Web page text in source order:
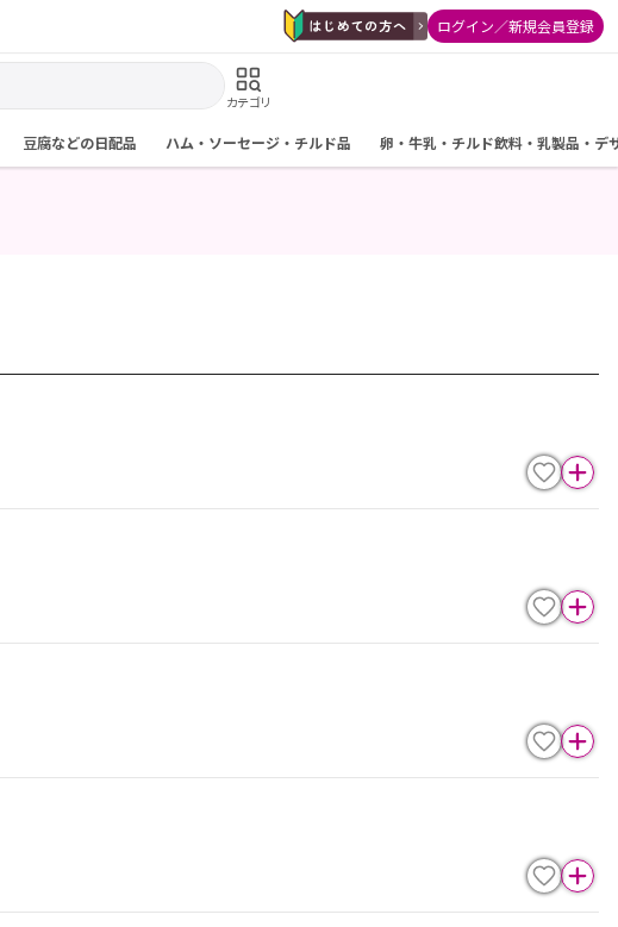
ログイン／新規会員登録
カテゴリ
豆腐などの日配品 ハム・ソーセージ・チルド品 卵・牛乳・チルド飲料・乳製品・デ